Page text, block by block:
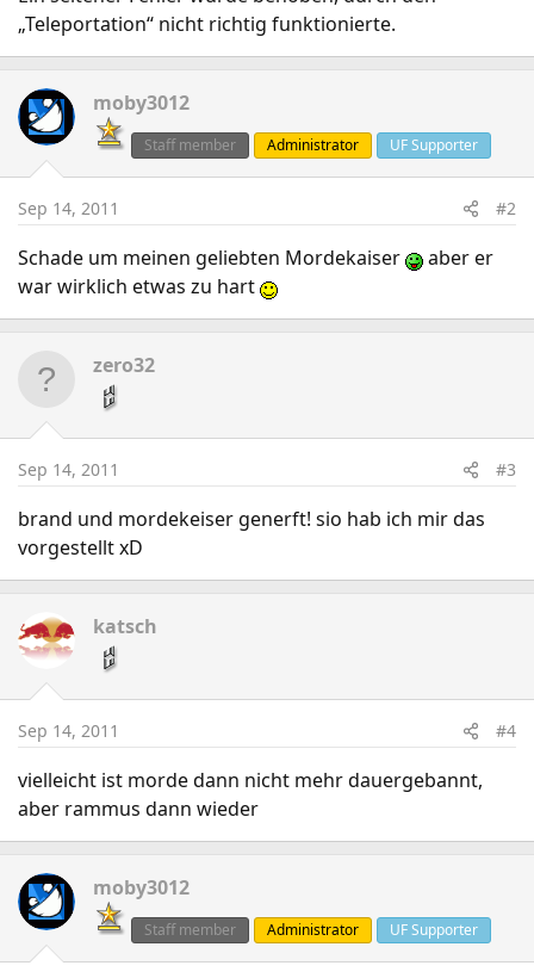
„Teleportation“ nicht richtig funktionierte.
moby3012
Staff member Administrator UF Supporter
Sep 14, 2011 #2
Schade um meinen geliebten Mordekaiser
aber er
war wirklich etwas zu hart
zero32
Sep 14, 2011 #3
brand und mordekeiser generft! sio hab ich mir das
vorgestellt xD
katsch
Sep 14, 2011 #4
vielleicht ist morde dann nicht mehr dauergebannt,
aber rammus dann wieder
moby3012
Staff member Administrator UF Supporter